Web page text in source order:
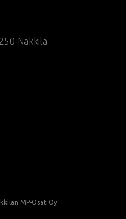
Nakkila
MP-Osat Oy